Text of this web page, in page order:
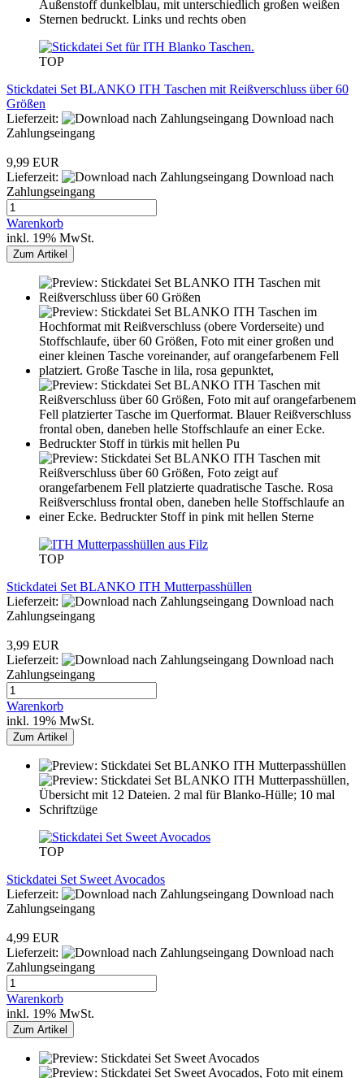
TOP
Stickdatei Set BLANKO ITH Taschen mit Reißverschluss über 60
Größen
Lieferzeit:
Download nach
Zahlungseingang
9,99 EUR
Lieferzeit:
Download nach
Zahlungseingang
Warenkorb
inkl. 19% MwSt.
Zum Artikel
TOP
Stickdatei Set BLANKO ITH Mutterpasshüllen
Lieferzeit:
Download nach
Zahlungseingang
3,99 EUR
Lieferzeit:
Download nach
Zahlungseingang
Warenkorb
inkl. 19% MwSt.
Zum Artikel
TOP
Stickdatei Set Sweet Avocados
Lieferzeit:
Download nach
Zahlungseingang
4,99 EUR
Lieferzeit:
Download nach
Zahlungseingang
Warenkorb
inkl. 19% MwSt.
Zum Artikel